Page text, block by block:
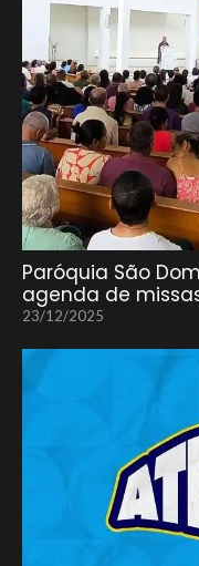
Paróquia São
agenda de
23/12/2025